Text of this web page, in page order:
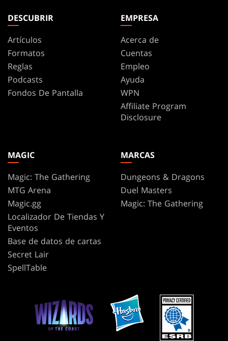
DESCUBRIR
Artículos
Formatos
Reglas
Podcasts
Fondos De Pantalla
EMPRESA
Acerca de
Cuentas
Empleo
Ayuda
WPN
Affiliate Program
Disclosure
MAGIC
Magic: The Gathering
MTG Arena
Magic.gg
Localizador De Tiendas Y
Eventos
Base de datos de cartas
Secret Lair
SpellTable
MARCAS
Dungeons & Dragons
Duel Masters
Magic: The Gathering